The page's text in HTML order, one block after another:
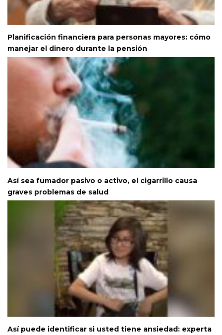
Planificación financiera para personas mayores: cómo
manejar el dinero durante la pensión
Así sea fumador pasivo o activo, el cigarrillo causa
graves problemas de salud
Así puede identificar si usted tiene ansiedad: experta